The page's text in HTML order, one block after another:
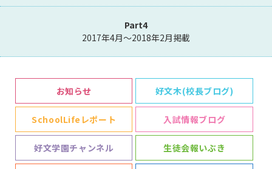
Part4
2017年4月～2018年2月掲載
お知らせ 好文木(校長ブログ)
SchoolLifeレポート 入試情報ブログ
好文学園チャンネル 生徒会報いぶき